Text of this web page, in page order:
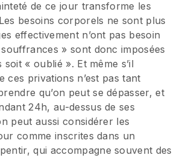
de ce jour transforme les
besoins corporels ne sont plus
effectivement n’ont pas besoin
» sont donc imposées
« oublié ». Et même s’il
ces privations n’est pas tant
qu’on peut se dépasser, et
24h, au-dessus de ses
peut aussi considérer les
comme inscrites dans un
qui accompagne souvent des